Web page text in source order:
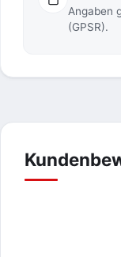
Angaben
(GPSR).
Das